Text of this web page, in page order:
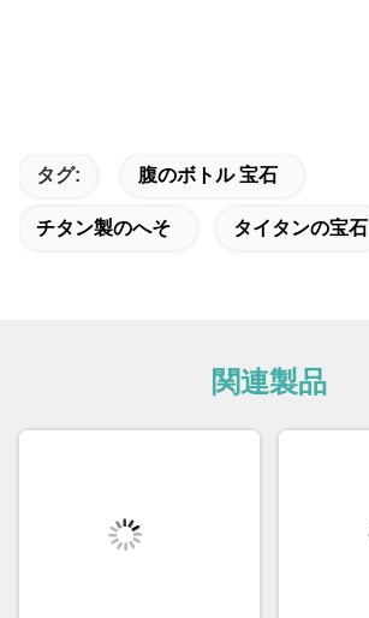
タグ: 腹のボトル 宝石
チタン製のへそ タイタンの宝石
関連製品